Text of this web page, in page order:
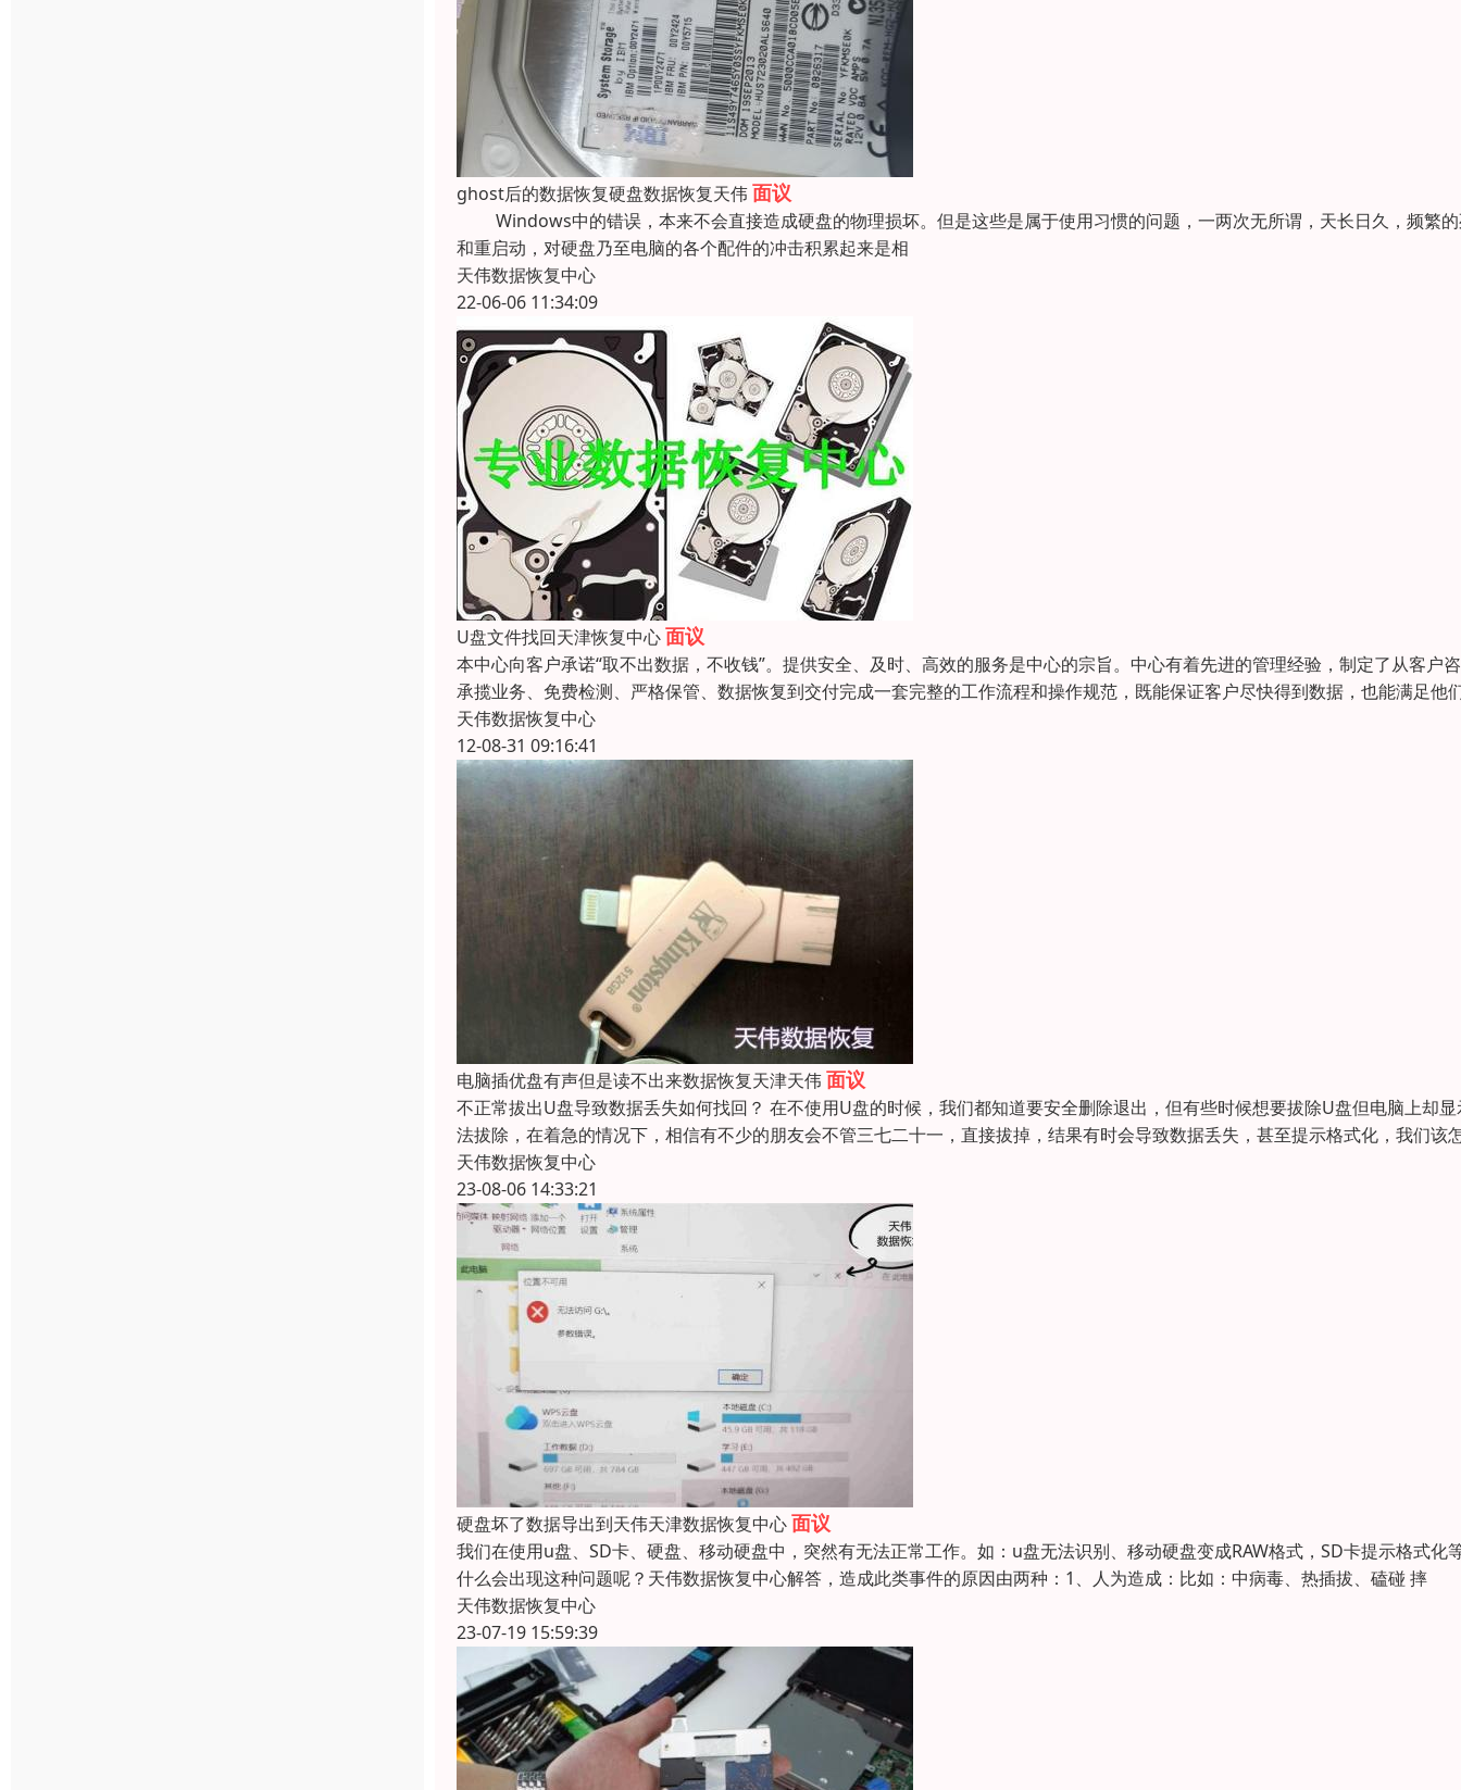
ghost后的数据恢复硬盘数据恢复天伟面议
Windows中的错误，本来不会直接造成硬盘的物理损坏。但是这些是属于使用习惯的问题，一两次无所谓，天长日久，频繁
和重启动，对硬盘乃至电脑的各个配件的冲击积累起来是相
天伟数据恢复中心
22-06-06 11:34:09
U盘文件找回天津恢复中心面议
本中心向客户承诺“取不出数据，不收钱”。提供安全、及时、高效的服务是中心的宗旨。中心有着先进的管理经验，制定了从客户
承揽业务、免费检测、严格保管、数据恢复到交付完成一套完整的工作流程和操作规范，既能保证客户尽快得到数据，也能满足他
天伟数据恢复中心
12-08-31 09:16:41
电脑插优盘有声但是读不出来数据恢复天津天伟面议
不正常拔出U盘导致数据丢失如何找回？ 在不使用U盘的时候，我们都知道要安全删除退出，但有些时候想要拔除U盘但电脑上却
法拔除，在着急的情况下，相信有不少的朋友会不管三七二十一，直接拔掉，结果有时会导致数据丢失，甚至提示格式化，我们该
天伟数据恢复中心
23-08-06 14:33:21
硬盘坏了数据导出到天伟天津数据恢复中心面议
我们在使用u盘、SD卡、硬盘、移动硬盘中，突然有无法正常工作。如：u盘无法识别、移动硬盘变成RAW格式，SD卡提示格式化
什么会出现这种问题呢？天伟数据恢复中心解答，造成此类事件的原因由两种：1、人为造成：比如：中病毒、热插拔、磕碰 摔
天伟数据恢复中心
23-07-19 15:59:39